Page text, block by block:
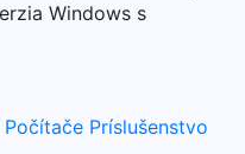
Windows s
Počítače Príslušenstvo